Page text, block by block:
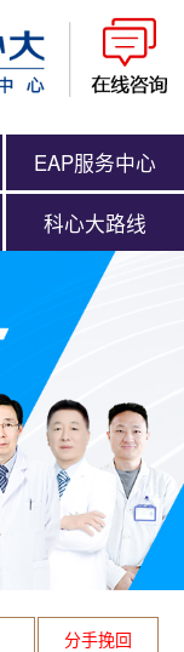
EAP服务中心
科心大路线
分手挽回